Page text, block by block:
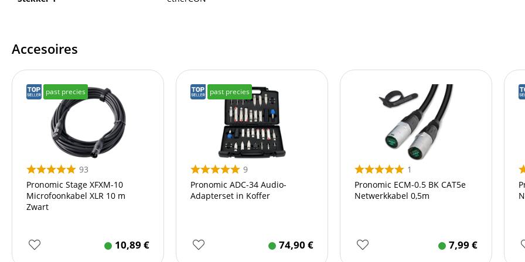
Accesoires
past precies
93
Pronomic Stage XFXM-10
Microfoonkabel XLR 10 m
Zwart
10,89 €
past precies
9
Pronomic ADC-34 Audio-
Adapterset in Koffer
74,90 €
1
Pronomic ECM-0.5 BK CAT5e
Netwerkkabel 0,5m
7,99 €